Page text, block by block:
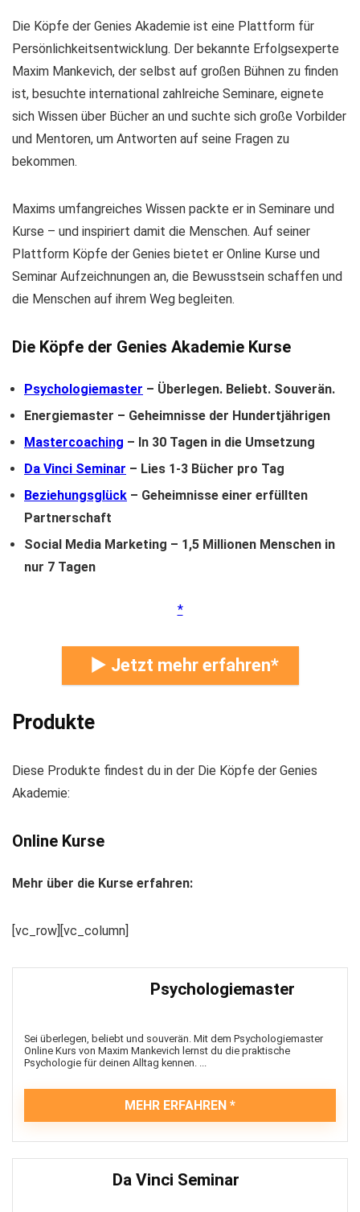
Die Köpfe der Genies Akademie ist eine Plattform für
Persönlichkeitsentwicklung. Der bekannte Erfolgsexperte
Maxim Mankevich, der selbst auf großen Bühnen zu finden
ist, besuchte international zahlreiche Seminare, eignete
sich Wissen über Bücher an und suchte sich große Vorbilder
und Mentoren, um Antworten auf seine Fragen zu
bekommen.
Maxims umfangreiches Wissen packte er in Seminare und
Kurse – und inspiriert damit die Menschen. Auf seiner
Plattform Köpfe der Genies bietet er Online Kurse und
Seminar Aufzeichnungen an, die Bewusstsein schaffen und
die Menschen auf ihrem Weg begleiten.
Die Köpfe der Genies Akademie Kurse
Psychologiemaster – Überlegen. Beliebt. Souverän.
Energiemaster – Geheimnisse der Hundertjährigen
Mastercoaching – In 30 Tagen in die Umsetzung
Da Vinci Seminar – Lies 1-3 Bücher pro Tag
Beziehungsglück – Geheimnisse einer erfüllten
Partnerschaft
Social Media Marketing – 1,5 Millionen Menschen in
nur 7 Tagen
► Jetzt mehr erfahren
Produkte
Diese Produkte findest du in der Die Köpfe der Genies
Akademie:
Online Kurse
Mehr über die Kurse erfahren:
[vc_row][vc_column]
Psychologiemaster
Sei überlegen, beliebt und souverän. Mit dem Psychologiemaster
Online Kurs von Maxim Mankevich lernst du die praktische
Psychologie für deinen Alltag kennen. ...
MEHR ERFAHREN
Da Vinci Seminar